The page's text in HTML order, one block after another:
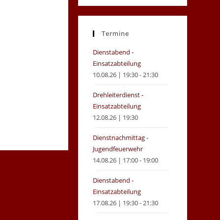
in
new
in
new
Termine
Dienstabend -
Einsatzabteilung
10.08.26 | 19:30 - 21:30
Drehleiterdienst -
Einsatzabteilung
12.08.26 | 19:30
Dienstnachmittag -
Jugendfeuerwehr
14.08.26 | 17:00 - 19:00
Dienstabend -
Einsatzabteilung
17.08.26 | 19:30 - 21:30